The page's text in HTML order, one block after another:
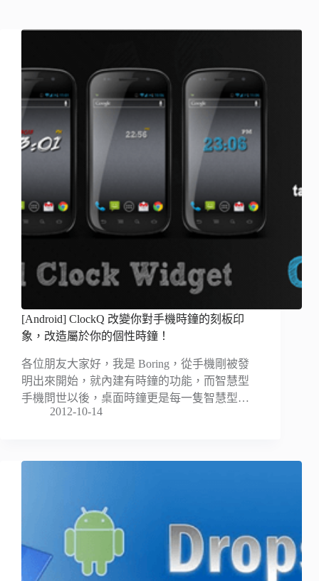
[Android] ClockQ 改變你對手機時鐘的刻板印
象，改造屬於你的個性時鐘！
各位朋友大家好，我是 Boring，從手機剛被發
明出來開始，就內建有時鐘的功能，而智慧型
手機問世以後，桌面時鐘更是每一隻智慧型…
2012-10-14